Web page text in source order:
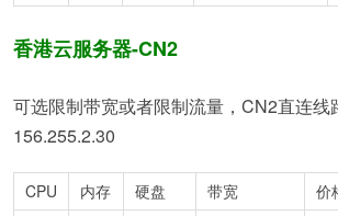
香港云服务器-CN2
可选限制带宽或者限制流量，CN2直连线
156.255.2.30
CPU 内存 硬盘 带宽 价